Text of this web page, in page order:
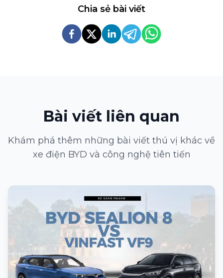
Chia sẻ bài viết
Bài viết liên quan
Khám phá thêm những bài viết thú vị khác về
xe điện BYD và công nghệ tiên tiến